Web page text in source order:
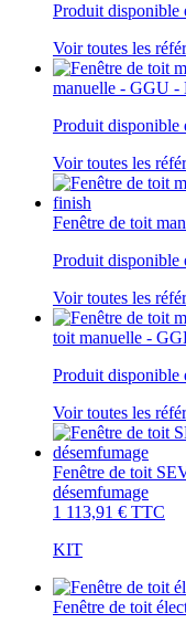
Produit disponible
Voir toutes les
manuelle - GGU -
Produit disponible
Voir toutes les
Fenêtre de toit
Produit disponible
Voir toutes les
toit manuelle -
Produit disponible
Voir toutes les
Fenêtre de toit
désemfumage
1 113,91 € TTC
KIT
Fenêtre de toit